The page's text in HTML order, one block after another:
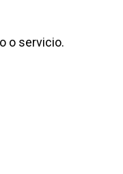
o servicio.